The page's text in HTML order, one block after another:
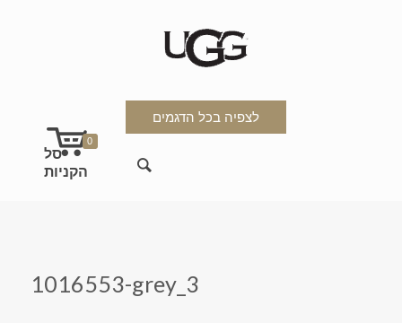
לצפיה בכל הדגמים
0
1016553-grey_3